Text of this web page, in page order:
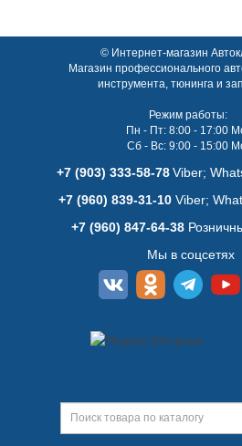
© Интернет-магазин
Магазин профессионального
инструмента, тюнинга и
Режим работы:
Пн - Пт: 8:00 - 17:00
Сб - Вс: 9:00 - 15:00
+7 (903) 333-58-78 Viber;
+7 (960) 839-31-10Viber;
+7 (960) 847-64-38
Мы в соцсетях